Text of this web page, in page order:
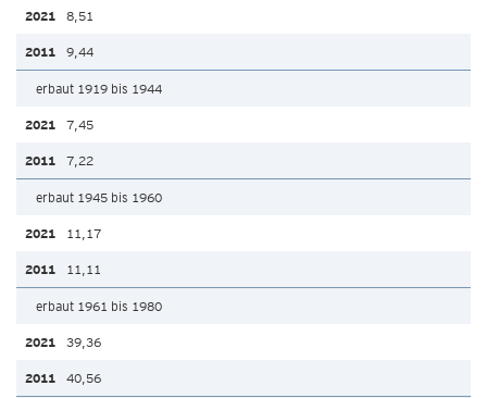
8,51
9,44
erbaut 1919 bis 1944
7,45
7,22
erbaut 1945 bis 1960
11,17
11,11
erbaut 1961 bis 1980
39,36
40,56